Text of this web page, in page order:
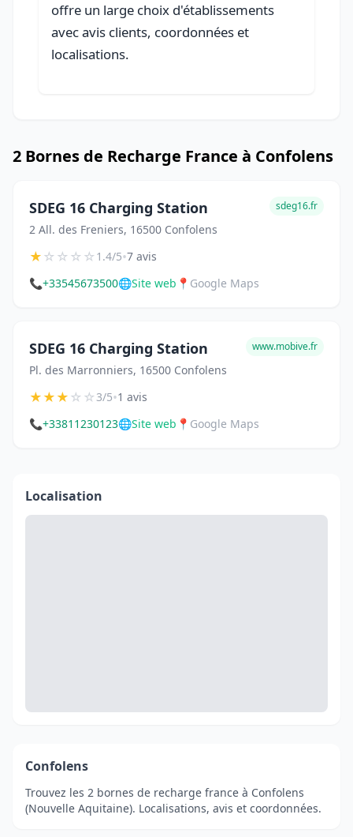
offre un large choix d'établissements
avec avis clients, coordonnées et
localisations.
2 Bornes de Recharge France à Confolens
SDEG 16 Charging Station
2 All. des Freniers, 16500 Confolens
sdeg16.fr
★☆☆☆☆1.4/5•7 avis
📞+33545673500🌐Site web 📍 Google Maps
SDEG 16 Charging Station
Pl. des Marronniers, 16500 Confolens
www.mobive.fr
★★★☆☆3/5•1 avis
📞+33811230123🌐Site web 📍 Google Maps
Localisation
Confolens
Trouvez les 2 bornes de recharge france à Confolens
(Nouvelle Aquitaine). Localisations, avis et coordonnées.